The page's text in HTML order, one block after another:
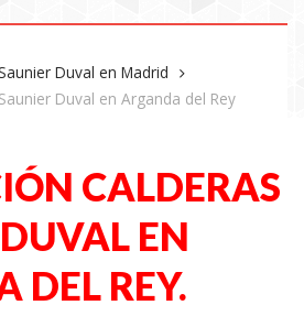
Duval en Madrid
Duval en Arganda del Rey
CALDERAS
EN
DEL REY.